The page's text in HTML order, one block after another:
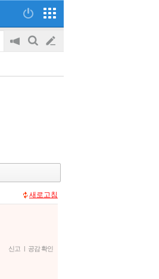
공
on/off
검
글
쓰
새로고침
신고 | 공감 확인